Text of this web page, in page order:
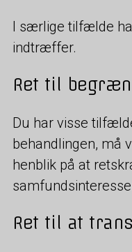
I særlige tilfælde
indtræffer.
Ret til
Du har visse
behandlingen, må
henblik på at
Ret til at